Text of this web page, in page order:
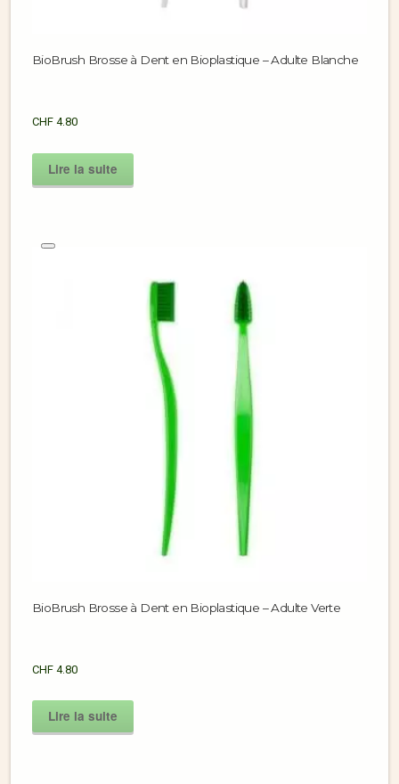
BioBrush Brosse à Dent en Bioplastique – Adulte Blanche
CHF 4.80
Lire la suite
BioBrush Brosse à Dent en Bioplastique – Adulte Verte
CHF 4.80
Lire la suite